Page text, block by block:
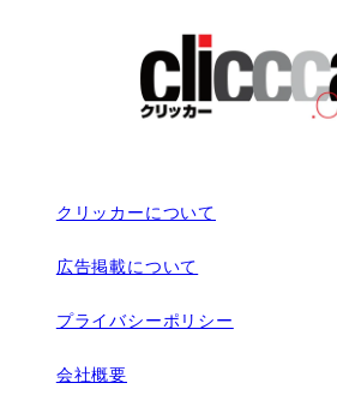
クリッカーについて
広告掲載について
プライバシーポリシー
会社概要